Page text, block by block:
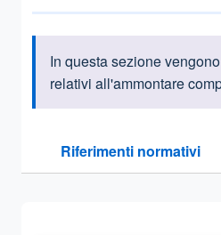
Informazioni
In questa sezione
relativi all'ammontare
Riferimenti normativi
Sezione compressa